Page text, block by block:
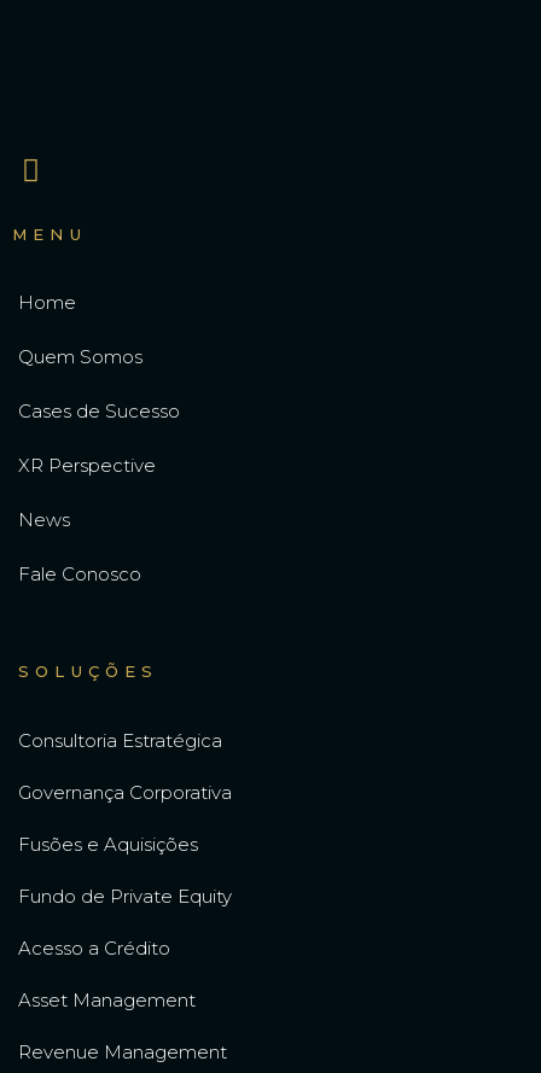
MENU
Home
Quem Somos
Cases de Sucesso
XR Perspective
News
Fale Conosco
SOLUÇÕES
Consultoria Estratégica
Governança Corporativa
Fusões e Aquisições
Fundo de Private Equity
Acesso a Crédito
Asset Management
Revenue Management